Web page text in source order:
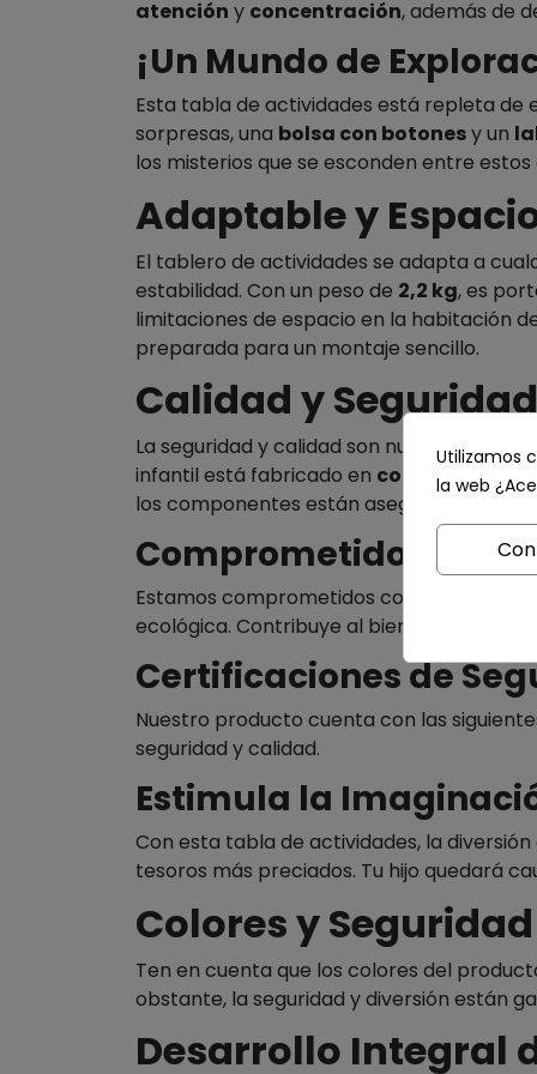
atención y concentración, además de
¡Un Mundo de
Esta tabla de actividades está repleta de
sorpresas, una bolsa con botonesy un
los misterios que se esconden entre
Adaptable y
El tablero de actividades se adapta a
estabilidad. Con un peso de 2,2 kg, es
limitaciones de espacio en la habitación
preparada para un montaje sencillo.
Calidad y
La seguridad y calidad son nuestras
infantil está fabricado en
los componentes están asegurados con
Comprometidos con
Estamos comprometidos con el planeta,
ecológica. Contribuye al bienestar de la
Certificaciones de
Nuestro producto cuenta con las
seguridad y calidad.
Estimula la
Con esta tabla de actividades, la
tesoros más preciados. Tu hijo quedará
Colores y Seguridad
Ten en cuenta que los colores del
obstante, la seguridad y diversión están
Desarrollo Integral
Utilizamos
la web